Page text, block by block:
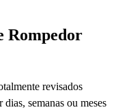
Rompedor
revisados
semanas ou meses